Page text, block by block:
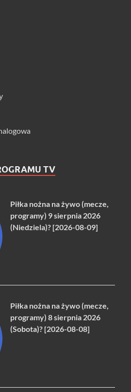
TV
Piłka nożna na żywo (mecze,
programy) 9 sierpnia 2026
(Niedziela)? [2026-08-09]
Piłka nożna na żywo (mecze,
programy) 8 sierpnia 2026
(Sobota)? [2026-08-08]